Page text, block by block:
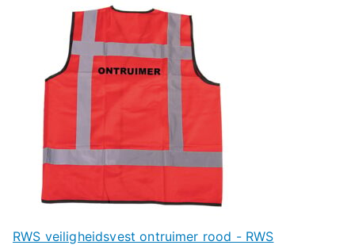
RWS veiligheidsvest ontruimer rood - RWS